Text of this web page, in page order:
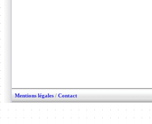
Mentions légales / Contact